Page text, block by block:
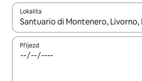
Lokalita
Až budou výsledky k dispozici,
Příjezd